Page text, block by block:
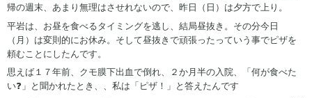
帰の週末、あまり無理はさせれないので、昨日（日）は夕方で上り。
平岩は、お昼を食べるタイミングを逃し、結局昼抜き。その分今日
（月）は変則的にお休み。そして昼抜きで頑張ったっていう事でピザを
頼むことにしたんです。
思えば１７年前、クモ膜下出血で倒れ、２か月半の入院、「何が食べた
い❓」と聞かれたとき、、私は「ピザ！」と答えたんです